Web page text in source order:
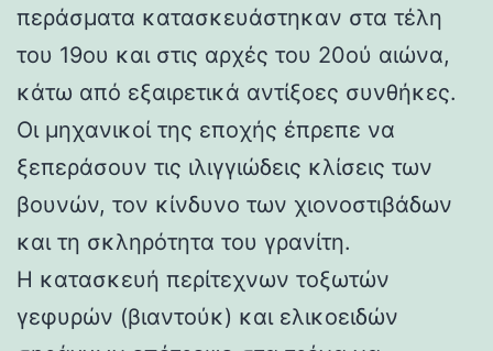
περάσματα κατασκευάστηκαν στα τέλη
του 19ου και στις αρχές του 20ού αιώνα,
κάτω από εξαιρετικά αντίξοες συνθήκες.
Οι μηχανικοί της εποχής έπρεπε να
ξεπεράσουν τις ιλιγγιώδεις κλίσεις των
βουνών, τον κίνδυνο των χιονοστιβάδων
και τη σκληρότητα του γρανίτη.
Η κατασκευή περίτεχνων τοξωτών
γεφυρών (βιαντούκ) και ελικοειδών